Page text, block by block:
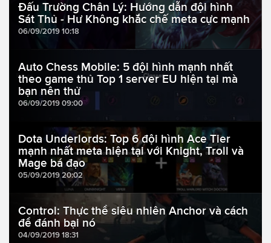
Đấu Trường Chân Lý: Hướng dẫn đội hình
Sát Thủ - Hư Không khắc chế meta cực mạnh
06/09/2019 10:18
Auto Chess Mobile: 5 đội hình mạnh nhất
theo game thủ Top 1 server EU hiện tại mà
bạn nên thử
06/09/2019 09:00
Dota Underlords: Top 6 đội hình Ace Tier
mạnh nhất meta hiện tại với Knight, Troll và
Mage bá đạo
05/09/2019 20:02
Control: Thực thể siêu nhiên Anchor và cách
để đánh bại nó
04/09/2019 18:31